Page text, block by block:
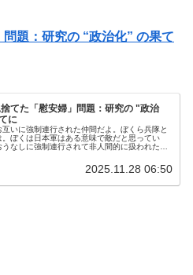
題：研究の “政治化” の果て
てた「慰安婦」問題：研究の "政治
に
互いに強制連行された仲間だよ。ぼくら兵隊と
。ぼくは日本軍はある意味で敵だと思ってい
うなしに強制連行されて非人間的に扱われたん
くすればよかったなあと思...2025.11.28 06:50